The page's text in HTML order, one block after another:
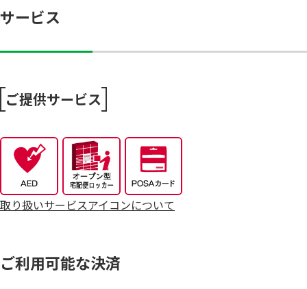
サービス
ご提供サービス
取り扱いサービスアイコンについて
ご利用可能な決済